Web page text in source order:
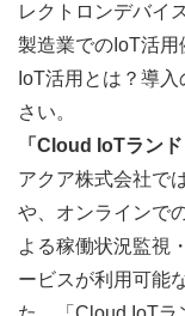
レクトロンデバイ
製造業でのIoT活用
IoT活用とは？導
さい。
「Cloud IoTラン
アクア株式会社で
や、オンラインで
よる稼働状況監視
ービスが利用可能